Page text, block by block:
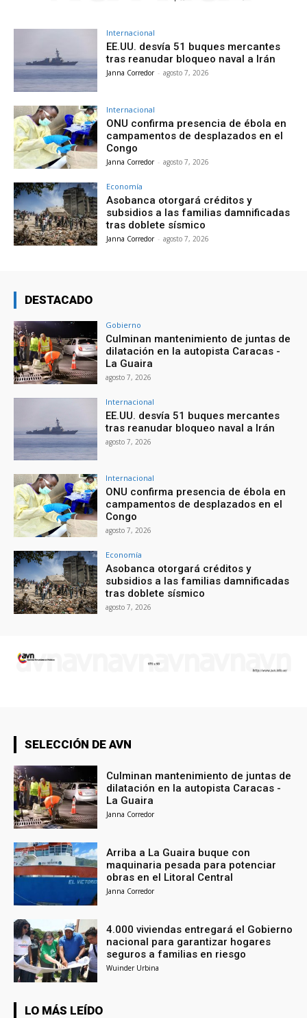
Internacional
EE.UU. desvía 51 buques mercantes
tras reanudar bloqueo naval a Irán
Janna Corredor - agosto 7, 2026
Internacional
ONU confirma presencia de ébola en
campamentos de desplazados en el
Congo
Janna Corredor - agosto 7, 2026
Economía
Asobanca otorgará créditos y
subsidios a las familias damnificadas
tras doblete sísmico
Janna Corredor - agosto 7, 2026
DESTACADO
Gobierno
Culminan mantenimiento de juntas de
dilatación en la autopista Caracas -
La Guaira
agosto 7, 2026
Internacional
EE.UU. desvía 51 buques mercantes
tras reanudar bloqueo naval a Irán
agosto 7, 2026
Internacional
ONU confirma presencia de ébola en
campamentos de desplazados en el
Congo
agosto 7, 2026
Economía
Asobanca otorgará créditos y
subsidios a las familias damnificadas
tras doblete sísmico
agosto 7, 2026
SELECCIÓN DE AVN
Culminan mantenimiento de juntas de
dilatación en la autopista Caracas -
La Guaira
Janna Corredor
Arriba a La Guaira buque con
maquinaria pesada para potenciar
obras en el Litoral Central
Janna Corredor
4.000 viviendas entregará el Gobierno
nacional para garantizar hogares
seguros a familias en riesgo
Wuinder Urbina
LO MÁS LEÍDO